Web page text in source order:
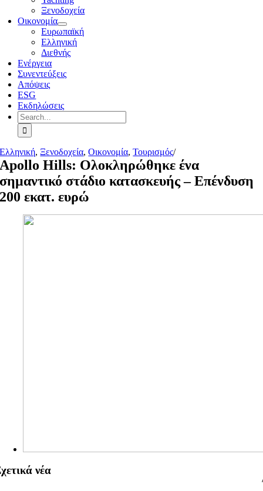
Ξενοδοχεία
Οικονομία
Ευρωπαϊκή
Ελληνική
Διεθνής
Ενέργεια
Συνεντεύξεις
Απόψεις
ESG
Εκδηλώσεις
Search
for:
Ελληνική,Ξενοδοχεία,Οικονομία,Τουρισμός/
Apollo Hills: Ολοκληρώθηκε ένα
σημαντικό στάδιο κατασκευής – Eπένδυση
200 εκατ. ευρώ
νέα